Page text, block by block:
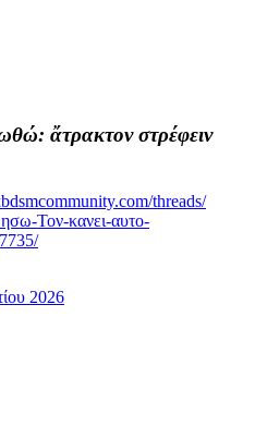
ἄτρακτον στρέφειν
threads/
Τον-κανει-αυτο-
2026